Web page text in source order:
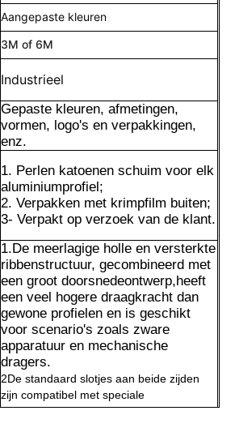
Aangepaste kleuren
3M of 6M
Industrieel
Gepaste kleuren, afmetingen,
vormen, logo's en verpakkingen,
enz.
1. Perlen katoenen schuim voor elk
aluminiumprofiel;
2. Verpakken met krimpfilm buiten;
3- Verpakt op verzoek van de klant.
1.De meerlagige holle en versterkte
ribbenstructuur, gecombineerd met
een groot doorsnedeontwerp,heeft
een veel hogere draagkracht dan
gewone profielen en is geschikt
voor scenario's zoals zware
apparatuur en mechanische
dragers.
2De standaard slotjes aan beide zijden
zijn compatibel met speciale
verbindingsonderdelen.die de